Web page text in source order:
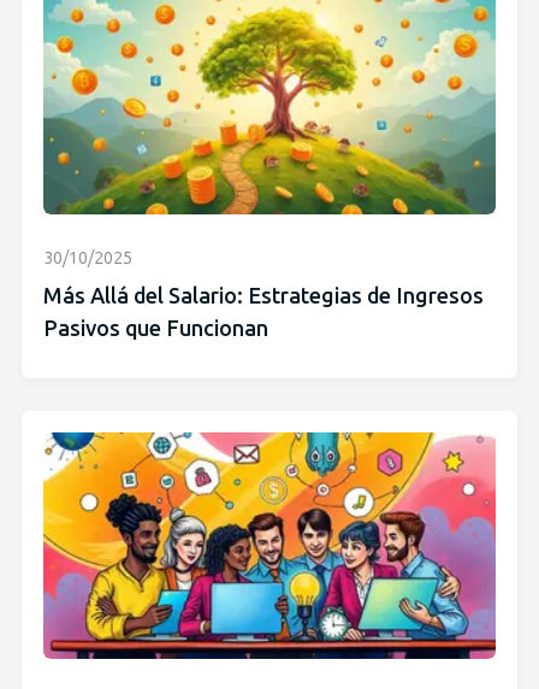
30/10/2025
Más Allá del Salario: Estrategias de Ingresos
Pasivos que Funcionan